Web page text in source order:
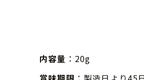
内容量 ：20g